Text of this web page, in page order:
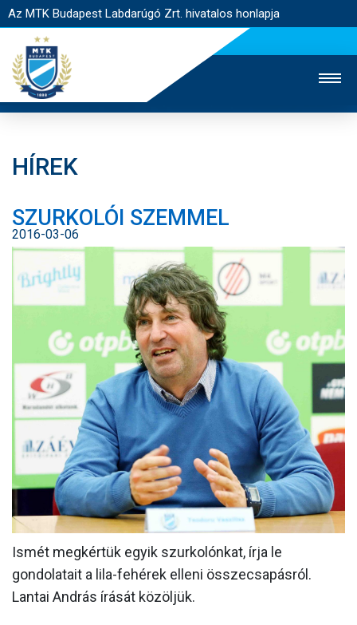
Az MTK Budapest Labdarúgó Zrt. hivatalos honlapja
JEGYÉRTÉKESÍTÉS
WEBSHOP
EGYESÜLET
KAPCSOLAT
NYITÓLAP
HÍREK
CSAPATOK
MÉRKŐZÉSEK
KLUB
GALÉRIA
SZURKOLÓI ÉLMÉNYEK
AKKREDITÁCIÓ
HÍREK
SZURKOLÓI SZEMMEL
2016-03-06
Ismét megkértük egyik szurkolónkat, írja le
gondolatait a lila-fehérek elleni összecsapásról.
Lantai András írását közöljük.